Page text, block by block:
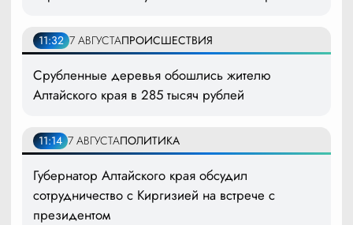
11:32 7 АВГУСТАПРОИСШЕСТВИЯ
Срубленные деревья обошлись жителю
Алтайского края в 285 тысяч рублей
11:14 7 АВГУСТАПОЛИТИКА
Губернатор Алтайского края обсудил
сотрудничество с Киргизией на встрече с
президентом